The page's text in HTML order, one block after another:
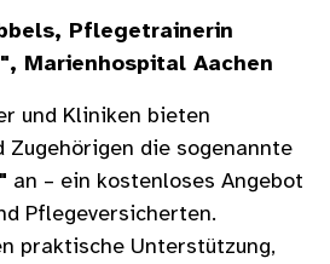
Pflegetrainerin
Marienhospital Aachen
und Kliniken bieten
Zugehörigen die sogenannte
an – ein kostenloses Angebot
Pflegeversicherten.
praktische Unterstützung,